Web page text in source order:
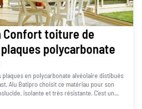
Confort toiture de
polycarbonate
plaques en polycarbonate alvéolaire distibués
Alu Batipro choisit ce matériau pour son
isolante et très résistante. C’est un...